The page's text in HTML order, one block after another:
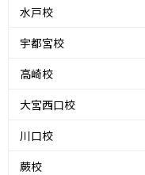
水戸校
宇都宮校
高崎校
大宮西口校
川口校
蕨校